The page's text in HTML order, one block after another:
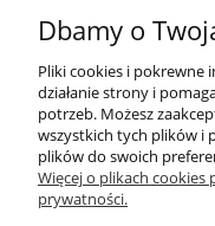
Dbamy o
Pliki cookies i pokrewne
działanie strony i
potrzeb. Możesz
wszystkich tych plików i
plików do swoich
Więcej o plikach cookies
prywatności.